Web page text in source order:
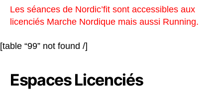
Les séances de Nordic’fit sont accessibles aux
licenciés Marche Nordique mais aussi Running.
[table “99” not found /]
Espaces Licenciés